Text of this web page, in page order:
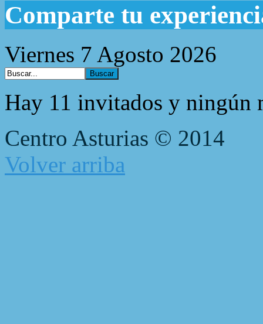
Comparte tu
Viernes 7 Agosto 2026
Hay 11 invitados y ningún
Centro Asturias © 2014
Volver arriba